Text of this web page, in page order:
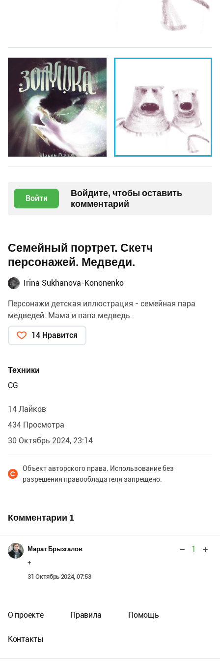
Войти
Войдите, чтобы оставить
комментарий
Семейный портрет. Скетч
персонажей. Медведи.
Irina Sukhanova-Kononenko
Персонажи детская иллюстрация - семейная пара
медведей. Мама и папа медведь.
14 Нравится
Техники
CG
14 Лайков
434 Просмотра
30 Октябрь 2024, 23:14
Объект авторского права. Использование без
разрешения правообладателя запрещено.
Комментарии 1
Марат Брызгалов 1
+
31 Октябрь 2024, 07:53
О проекте Правила Помощь
Контакты